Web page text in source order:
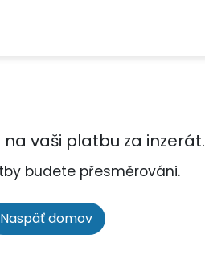
vaši platbu za inzerát.
budete přesměrováni.
Naspäť domov